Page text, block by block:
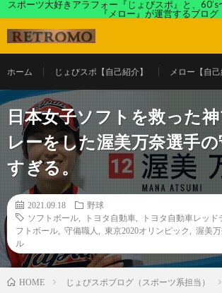
スポーツ大好きアラフォー『じょびスポ』と、60’s
『メロー』が運営するブログ
ホーム じょびスポ【自己紹介】 メロー【自己
日本女子ソフトを救った
レーをした渥美万奈選手
すぎる。
2021.09.18
野球
ソフトボール
トヨタ自動車 トヨタ自動車レッド
フトボール
守備職人 東京2020オリンピック 渥美万
ル
HOME じょびスポブログ（スポーツ系担当）